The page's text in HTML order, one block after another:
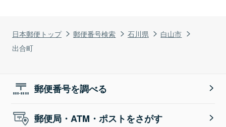
日本郵便トップ 郵便番号検索 石川県
白山市
出合町
郵便番号を調べる
郵便局・ATM・ポストをさがす